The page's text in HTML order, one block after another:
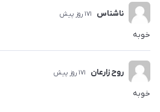
پیام
بگذارید.
از
صبر
و
ناشناس 171 روز پیش
خوبه
روح زارعان 171 روز پیش
خوبه